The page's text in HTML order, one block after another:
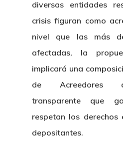
diversas entidades
crisis figuran como
nivel que las más
afectadas, la
implicará una
de Acreedores
transparente que
respetan los derechos
depositantes.